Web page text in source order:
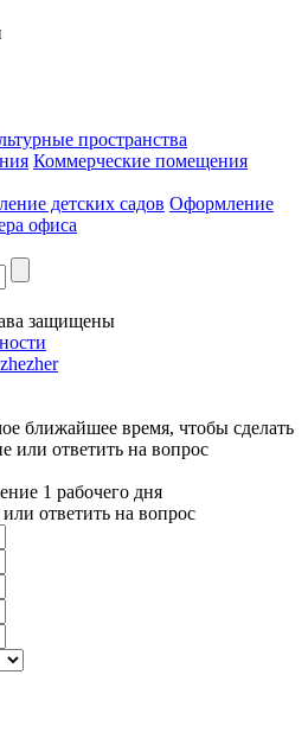
пространства
Коммерческие помещения
детских садов Оформление
офиса
защищены
ближайшее время, чтобы сделать
или ответить на вопрос
1 рабочего дня
ответить на вопрос